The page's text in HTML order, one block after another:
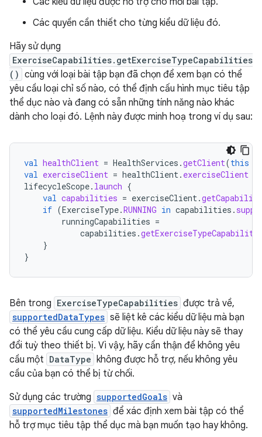
Các quyền cần thiết cho từng kiểu dữ liệu đó.
Hãy sử dụng
ExerciseCapabilities.getExerciseTypeCapabilities
() cùng với loại bài tập bạn đã chọn để xem bạn có thể
yêu cầu loại chỉ số nào, có thể định cấu hình mục tiêu tập
thể dục nào và đang có sẵn những tính năng nào khác
dành cho loại đó. Lệnh này được minh hoạ trong ví dụ sau:
val healthClient = HealthServices .getClient(this
val exerciseClient = healthClient. exerciseClient
lifecycleScope. launch {
val capabilities = exerciseClient.
if (ExerciseType.RUNNING in capabilities .
runningCapabilities =
capabilities .
}
}
Bên trong ExerciseTypeCapabilities được trả về,
supportedDataTypes sẽ liệt kê các kiểu dữ liệu mà bạn
có thể yêu cầu cung cấp dữ liệu. Kiểu dữ liệu này sẽ thay
đổi tuỳ theo thiết bị. Vì vậy, hãy cẩn thận để không yêu
cầu một DataType không được hỗ trợ, nếu không yêu
cầu của bạn có thể bị từ chối.
Sử dụng các trường supportedGoals và
supportedMilestones để xác định xem bài tập có thể
hỗ trợ mục tiêu tập thể dục mà bạn muốn tạo hay không.